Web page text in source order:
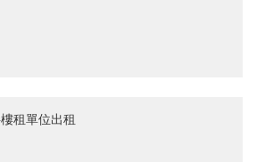
租單位出租